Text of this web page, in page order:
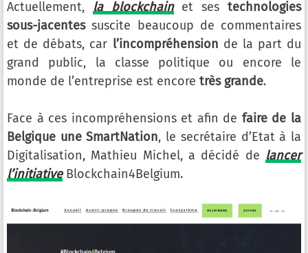
Actuellement, la blockchainet sestechnologies
sous-jacentessuscite beaucoup de commentaires
et de débats, car l’incompréhension de la part du
grand public, la classe politique ou encore le
monde de l’entreprise est encore très grande.
Face à ces incompréhensions et afin de faire de la
Belgique une SmartNation, le secrétaire d’Etat à la
Digitalisation, Mathieu Michel, a décidé de lancer
l’initiativeBlockchain4Belgium.